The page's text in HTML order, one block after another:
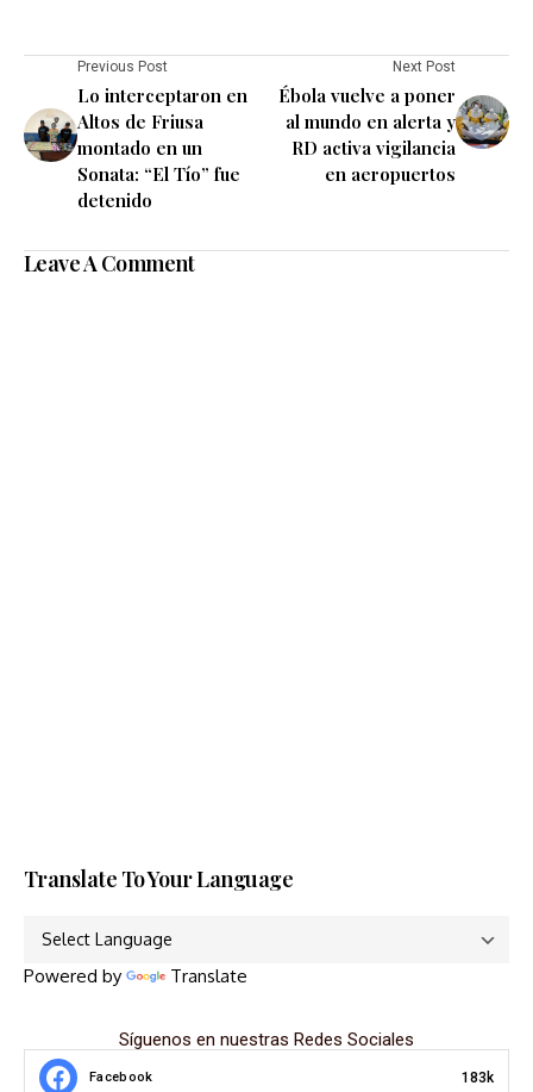
Previous Post
Lo interceptaron en
Altos de Friusa
montado en un
Sonata: “El Tío” fue
detenido
Next Post
Ébola vuelve a poner
al mundo en alerta y
RD activa vigilancia
en aeropuertos
Leave A Comment
Translate To Your Language
Powered by Translate
Síguenos en nuestras Redes Sociales
Facebook 183k